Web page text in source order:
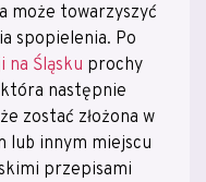
może towarzyszyć
spopielenia. Po
na Śląsku prochy
następnie
zostać złożona w
lub innym miejscu
przepisami